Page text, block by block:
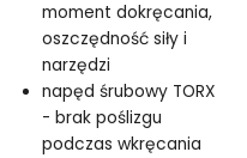
moment dokręcania,
oszczędność siły i
narzędzi
napęd śrubowy TORX
- brak poślizgu
podczas wkręcania